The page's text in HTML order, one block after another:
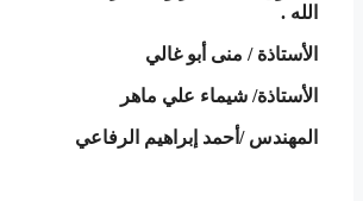
الله .
الأستاذة / منى أبو غالي
الأستاذة/ شيماء علي ماهر
المهندس /أحمد إبراهيم الرفاعي